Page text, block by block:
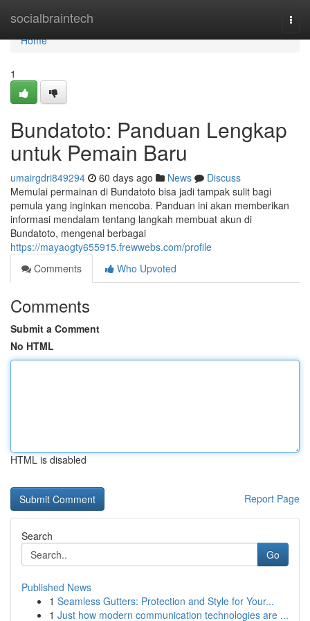
socialbraintech
Home
Home
1
Bundatoto: Panduan Lengkap
untuk Pemain Baru
umairgdri849294 60 days ago News
Discuss
Memulai permainan di Bundatoto bisa jadi tampak sulit bagi
pemula yang inginkan mencoba. Panduan ini akan memberikan
informasi mendalam tentang langkah membuat akun di
Bundatoto, mengenal berbagai
https://mayaogty655915.frewwebs.com/profile
Comments
Who Upvoted
Comments
Submit a Comment
No HTML
HTML is disabled
Report Page
Search
Go
Published News
1 Seamless Gutters: Protection and Style for Your...
1 Just how modern communication technologies are ...